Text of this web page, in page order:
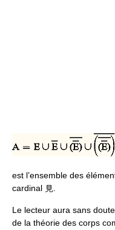
est l’ensemble des
cardinal 見.
Le lecteur aura sans
de la théorie des corps